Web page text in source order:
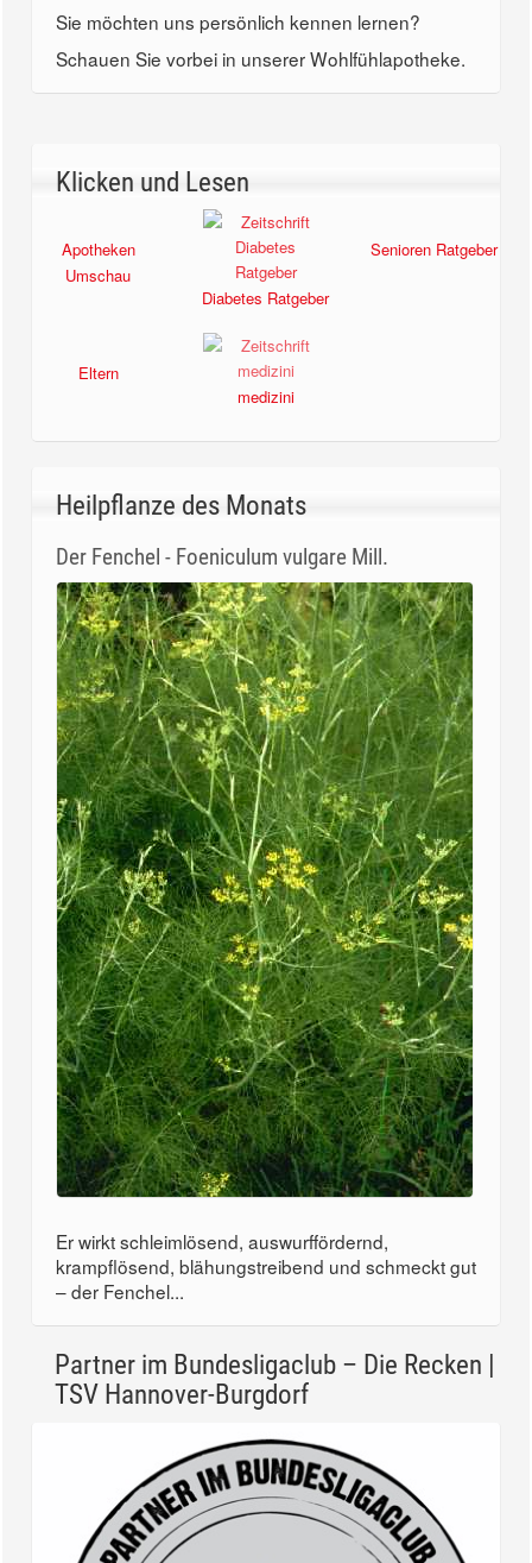
Sie möchten uns persönlich kennen lernen?
Schauen Sie vorbei in unserer Wohlfühlapotheke.
Klicken und Lesen
Apotheken
Umschau
Diabetes Ratgeber
Senioren Ratgeber
Eltern
medizini
Heilpflanze des Monats
Der Fenchel - Foeniculum vulgare Mill.
Er wirkt schleimlösend, auswurffördernd,
krampflösend, blähungstreibend und schmeckt gut
– der Fenchel...
Partner im Bundesligaclub – Die Recken |
TSV Hannover-Burgdorf